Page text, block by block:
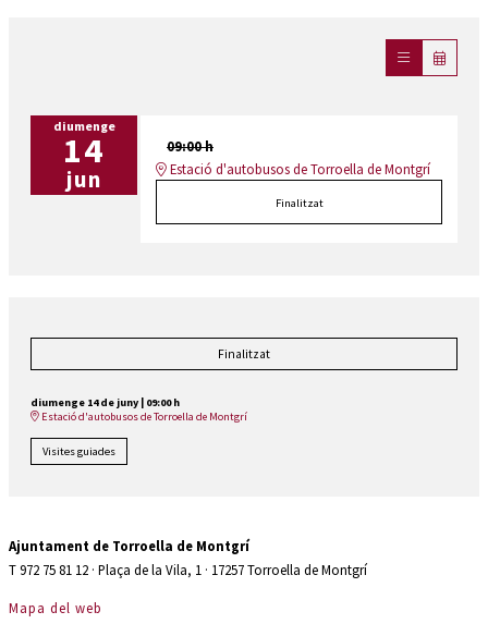
diumenge
14
jun
09:00 h
Estació d'autobusos de Torroella de Montgrí
Finalitzat
Finalitzat
diumenge 14 de juny
09:00 h
Estació d'autobusos de Torroella de Montgrí
Visites guiades
Ajuntament de Torroella de Montgrí
T 972 75 81 12 · Plaça de la Vila, 1 · 17257 Torroella de Montgrí
Mapa del web